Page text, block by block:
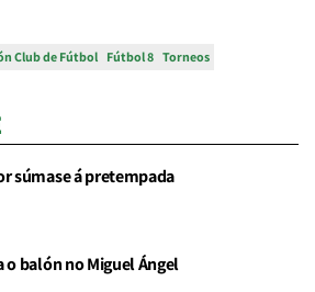
Club de Fútbol Fútbol 8 Torneos
súmase á pretempada
o balón no Miguel Ángel